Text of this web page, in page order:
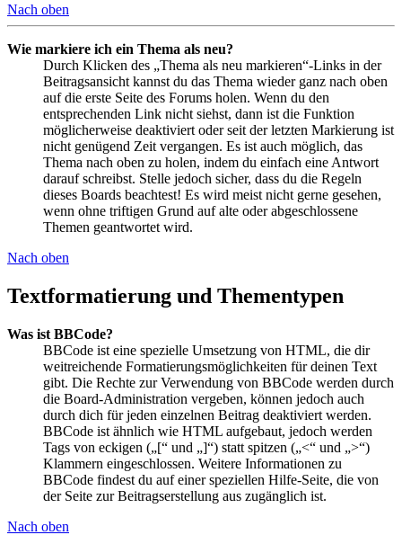
Nach oben
Wie markiere ich ein Thema als neu?
Durch Klicken des „Thema als neu markieren“-Links in der
Beitragsansicht kannst du das Thema wieder ganz nach oben
auf die erste Seite des Forums holen. Wenn du den
entsprechenden Link nicht siehst, dann ist die Funktion
möglicherweise deaktiviert oder seit der letzten Markierung ist
nicht genügend Zeit vergangen. Es ist auch möglich, das
Thema nach oben zu holen, indem du einfach eine Antwort
darauf schreibst. Stelle jedoch sicher, dass du die Regeln
dieses Boards beachtest! Es wird meist nicht gerne gesehen,
wenn ohne triftigen Grund auf alte oder abgeschlossene
Themen geantwortet wird.
Nach oben
Textformatierung und Thementypen
Was ist BBCode?
BBCode ist eine spezielle Umsetzung von HTML, die dir
weitreichende Formatierungsmöglichkeiten für deinen Text
gibt. Die Rechte zur Verwendung von BBCode werden durch
die Board-Administration vergeben, können jedoch auch
durch dich für jeden einzelnen Beitrag deaktiviert werden.
BBCode ist ähnlich wie HTML aufgebaut, jedoch werden
Tags von eckigen („[“ und „]“) statt spitzen („<“ und „>“)
Klammern eingeschlossen. Weitere Informationen zu
BBCode findest du auf einer speziellen Hilfe-Seite, die von
der Seite zur Beitragserstellung aus zugänglich ist.
Nach oben